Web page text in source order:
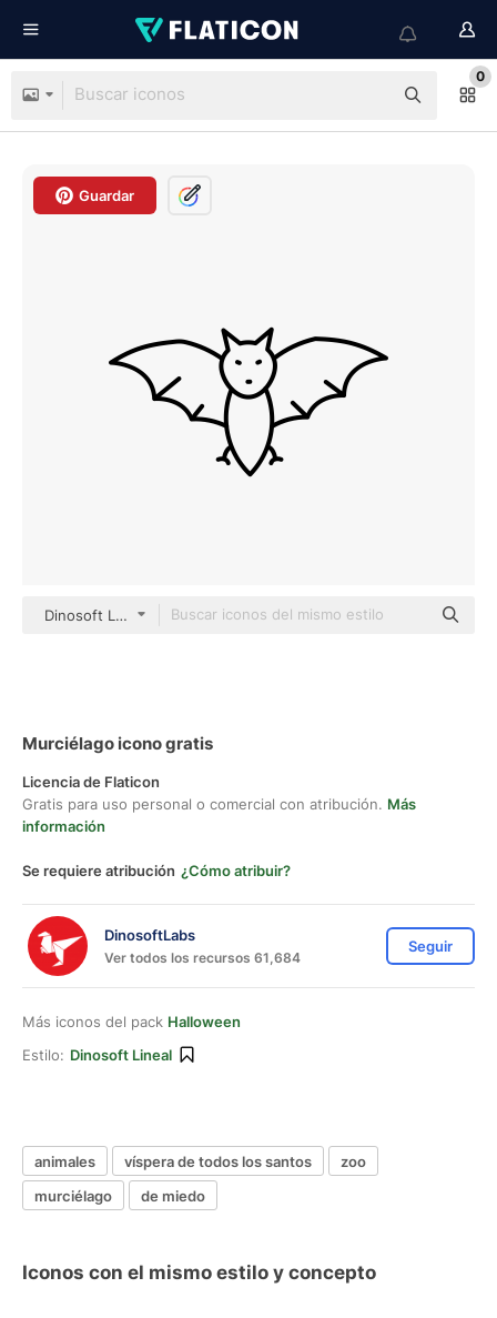
0
Guardar
Dinosoft Lineal
Murciélago icono gratis
Licencia de Flaticon
Gratis para uso personal o comercial con atribución. Más
información
Se requiere atribución ¿Cómo atribuir?
DinosoftLabs
Ver todos los recursos 61,684
Seguir
Más iconos del pack Halloween
Estilo: Dinosoft Lineal
animales víspera de todos los santos
zoo
murciélago
de miedo
Iconos con el mismo estilo y concepto